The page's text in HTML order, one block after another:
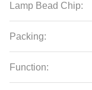
Lamp Bead Chip:
Packing:
Function: